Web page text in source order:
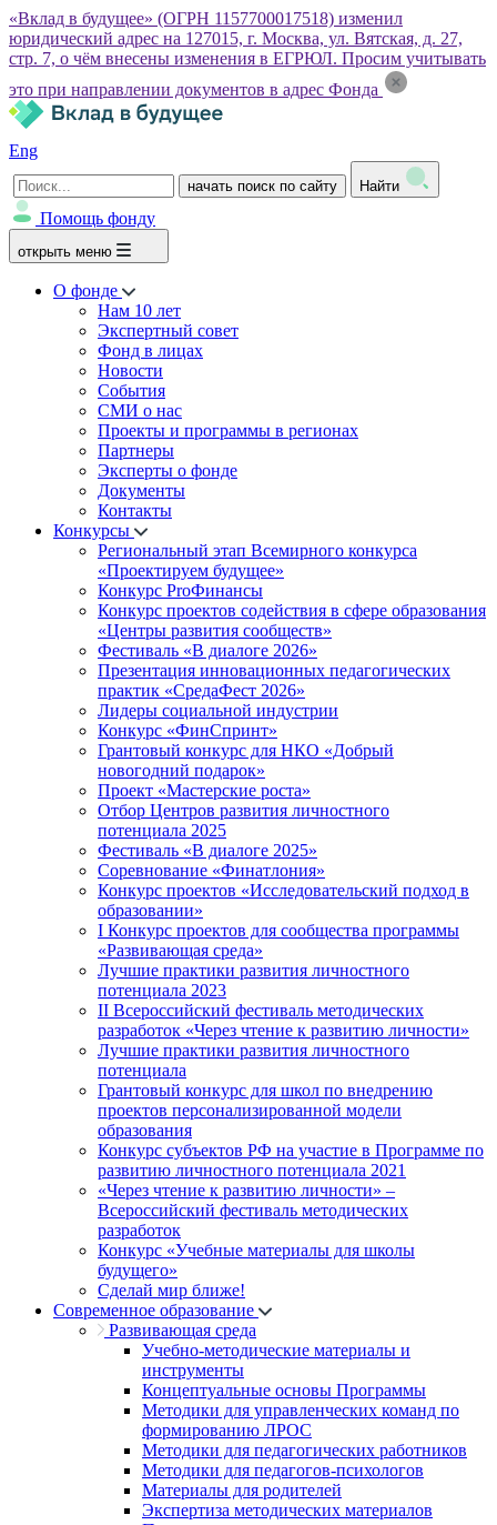
«Вклад в будущее» (ОГРН 1157700017518) изменил
юридический адрес на 127015, г. Москва, ул. Вятская, д. 27,
стр. 7, о чём внесены изменения в ЕГРЮЛ. Просим учитывать
это при направлении документов в адрес Фонда
Eng
начать поиск по сайту Найти
Помощь фонду
открыть меню
О фонде
Нам 10 лет
Экспертный совет
Фонд в лицах
Новости
События
СМИ о нас
Проекты и программы в регионах
Партнеры
Эксперты о фонде
Документы
Контакты
Конкурсы
Региональный этап Всемирного конкурса
«Проектируем будущее»
Конкурс ProФинансы
Конкурс проектов содействия в сфере образования
«Центры развития сообществ»
Фестиваль «В диалоге 2026»
Презентация инновационных педагогических
практик «СредаФест 2026»
Лидеры социальной индустрии
Конкурс «ФинСпринт»
Грантовый конкурс для НКО «Добрый
новогодний подарок»
Проект «Мастерские роста»
Отбор Центров развития личностного
потенциала 2025
Фестиваль «В диалоге 2025»
Соревнование «Финатлония»
Конкурс проектов «Исследовательский подход в
образовании»
I Конкурс проектов для сообщества программы
«Развивающая среда»
Лучшие практики развития личностного
потенциала 2023
II Всероссийский фестиваль методических
разработок «Через чтение к развитию личности»
Лучшие практики развития личностного
потенциала
Грантовый конкурс для школ по внедрению
проектов персонализированной модели
образования
Конкурс субъектов РФ на участие в Программе по
развитию личностного потенциала 2021
«Через чтение к развитию личности» –
Всероссийский фестиваль методических
разработок
Конкурс «Учебные материалы для школы
будущего»
Сделай мир ближе!
Современное образование
Развивающая среда
Учебно-методические материалы и
инструменты
Концептуальные основы Программы
Методики для управленческих команд по
формированию ЛРОС
Методики для педагогических работников
Методики для педагогов-психологов
Материалы для родителей
Экспертиза методических материалов